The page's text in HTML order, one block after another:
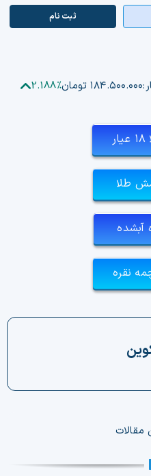
ثبت‌ نام
۱۸۴.۵۰۰.۰۰۰ تومان 2.188%
طلا
آبشده
نقره
مقالات